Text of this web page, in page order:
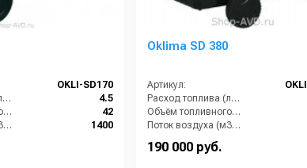
OKLI-SD170
Расход топлива (л/ч):
4.5
Объём топливного бака (л):
42
Поток воздуха (м3/час):
1400
Oklima SD 380
Артикул:
Расход топлива (л/ч):
Объём топливного бака (л):
Поток воздуха (м3/час):
190 000 руб.